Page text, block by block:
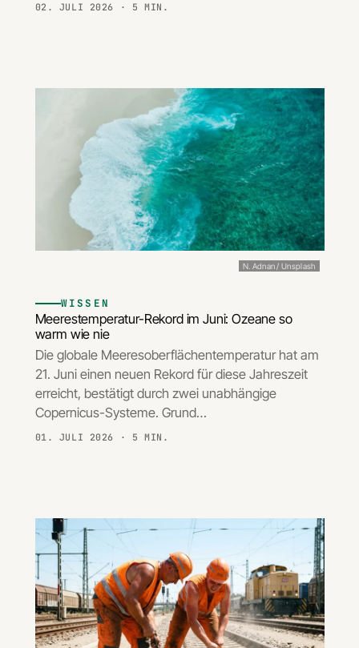
02. JULI 2026 · 5 MIN.
N. Adnan / Unsplash
WISSEN
Meerestemperatur-Rekord im Juni: Ozeane so
warm wie nie
Die globale Meeresoberflächentemperatur hat am
21. Juni einen neuen Rekord für diese Jahreszeit
erreicht, bestätigt durch zwei unabhängige
Copernicus-Systeme. Grund…
01. JULI 2026 · 5 MIN.